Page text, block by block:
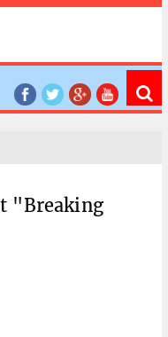
"Breaking